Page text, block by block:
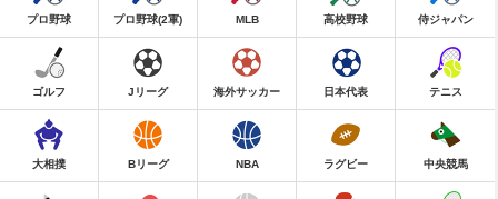
プロ野球 プロ野球(2軍) MLB 高校野球 侍ジャパン
ゴルフ Jリーグ 海外サッカー 日本代表 テニス
大相撲 Bリーグ NBA ラグビー 中央競馬